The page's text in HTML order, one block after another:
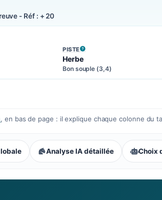
- Réf : + 20
PISTE
, VOIR LA DÉFINITION
Herbe
Bon souple (3,4)
, en bas de page : il explique chaque colonne du
Analyse IA détaillée Choix